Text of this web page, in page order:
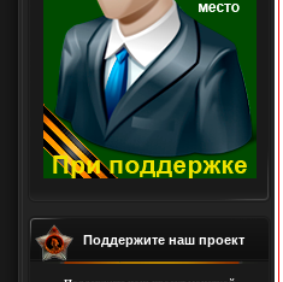
Поддержите наш проект